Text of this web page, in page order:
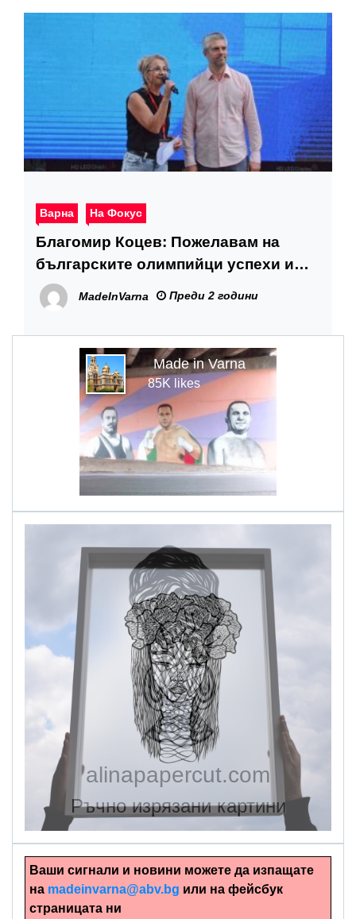
Варна На Фокус
Благомир Коцев: Пожелавам на
българските олимпийци успехи и
нови високи върхове
MadeInVarna Преди 2 години
Made in Varna
85K likes
alinapapercut.com
Ръчно изрязани картини
Ваши сигнали и новини можете да изпащате
на madeinvarna@abv.bg или на фейсбук
страницата ни